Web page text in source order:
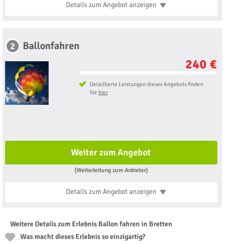
Details zum Angebotanzeigen
2 Ballonfahren
240 €
Detaillierte Leistungen dieses Angebots finden
Sie hier
Weiter zum Angebot
(Weiterleitung zum Anbieter)
Details zum Angebotanzeigen
Weitere Details zum Erlebnis Ballon fahren in Bretten
Was macht dieses Erlebnis so einzigartig?